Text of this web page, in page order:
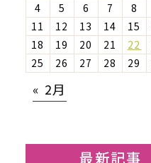
4
5 6 7 8
11
12 13 14 15
18
19 20 21 22
25
26 27 28 29
« 2月
最新記事